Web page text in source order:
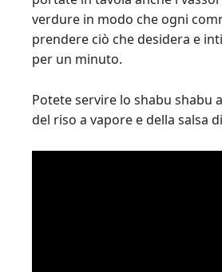
verdure in modo che ogni
prendere ciò che desidera e
per un minuto.
Potete servire lo shabu shabu
del riso a vapore e della salsa